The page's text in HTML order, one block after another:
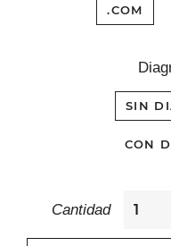
.COM
SIN
CON
Cantidad